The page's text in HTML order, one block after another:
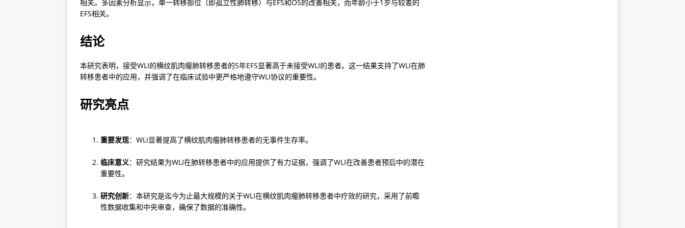
相关。多因素分析显示，单一转移部位（即孤立性肺转移）与EFS和OS的改善相关，而年龄小于1岁与较差的
EFS相关。
结论
本研究表明，接受WLI的横纹肌肉瘤肺转移患者的5年EFS显著高于未接受WLI的患者。这一结果支持了WLI在肺
转移患者中的应用，并强调了在临床试验中更严格地遵守WLI协议的重要性。
研究亮点
重要发现：WLI显著提高了横纹肌肉瘤肺转移患者的无事件生存率。
临床意义：研究结果为WLI在肺转移患者中的应用提供了有力证据，强调了WLI在改善患者预后中的潜在
重要性。
研究创新：本研究是迄今为止最大规模的关于WLI在横纹肌肉瘤肺转移患者中疗效的研究，采用了前瞻
性数据收集和中央审查，确保了数据的准确性。